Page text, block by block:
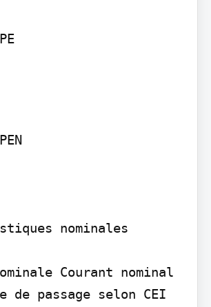
nominales
Courant nominal
de passage selon CEI